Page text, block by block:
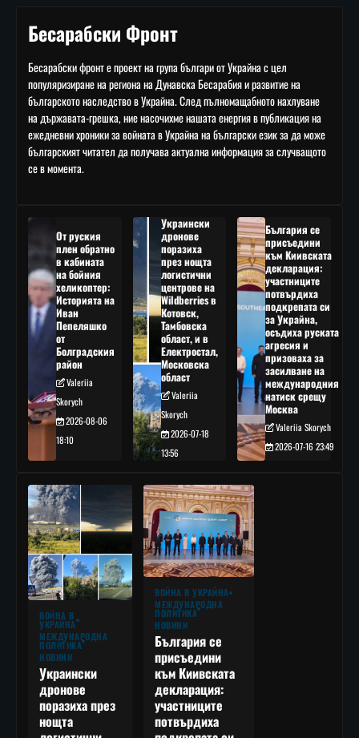
Бесарабски Фронт
Бесарабски фронт е проект на група българи от Украйна с цел
популяризиране на региона на Дунавска Бесарабия и развитие на
българското наследство в Украйна. След пълномащабното нахлуване
на държавата-грешка, ние насочихме нашата енергия в публикация на
ежедневни хроники за войната в Украйна на български език за да може
българският читател да получава актуална информация за случващото
се в момента.
От руския
плен обратно
в кабината
на бойния
хеликоптер:
Историята на
Иван
Пепеляшко
от
Болградския
район
Valeriia
Skorych
2026-08-06
18:10
Украински
дронове
поразиха
през нощта
логистични
центрове на
Wildberries в
Котовск,
Тамбовска
област, и в
Електростал,
Московска
област
Valeriia
Skorych
2026-07-18
13:56
България се
присъедини
към Киивската
декларация:
участниците
потвърдиха
подкрепата си
за Украйна,
осъдиха руската
агресия и
призоваха за
засилване на
международния
натиск срещу
Москва
Valeriia Skorych
2026-07-16 23:49
ВОЙНА В
УКРАЙНА
МЕЖДУНАРОДНА
ПОЛИТИКА
НОВИНИ
Украински
дронове
поразиха през
нощта
ВОЙНА В УКРАЙНА
МЕЖДУНАРОДНА
ПОЛИТИКА
НОВИНИ
България се
присъедини
към Киивската
декларация:
участниците
потвърдиха